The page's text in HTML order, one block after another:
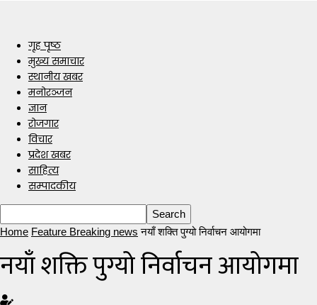
गृह पृष्ठ
मुख्य समाचार
स्थानीय खबर
मनोरञ्जन
ज्ञान
रोजगार
विचार
प्रदेश खबर
साहित्य
सम्पादकीय
Home Feature Breaking news नयाँ शक्ति पुग्यो निर्वाचन आयोगमा
नयाँ शक्ति पुग्यो निर्वाचन आयोगमा